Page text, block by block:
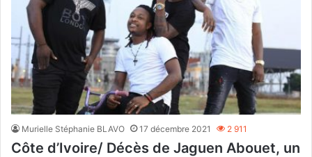
Murielle Stéphanie BLAVO 17 décembre 2021 2 911
Côte d’Ivoire/ Décès de Jaguen Abouet, un